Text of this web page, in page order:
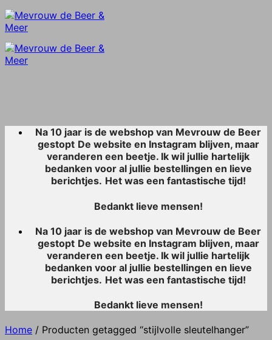
Skip
to
content
Na 10 jaar is de webshop van Mevrouw de Beer
gestopt De website en Instagram blijven, maar
veranderen een beetje. Ik wil jullie hartelijk
bedanken voor al jullie bestellingen en lieve
berichtjes. Het was een fantastische tijd!
Bedankt lieve mensen!
Na 10 jaar is de webshop van Mevrouw de Beer
gestopt De website en Instagram blijven, maar
veranderen een beetje. Ik wil jullie hartelijk
bedanken voor al jullie bestellingen en lieve
berichtjes. Het was een fantastische tijd!
Bedankt lieve mensen!
Home / Producten getagged “stijlvolle sleutelhanger”